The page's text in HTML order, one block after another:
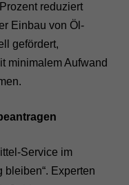
reduziert
Einbau von Öl-
gefördert,
minimalem Aufwand
Service im
bleiben“. Experten